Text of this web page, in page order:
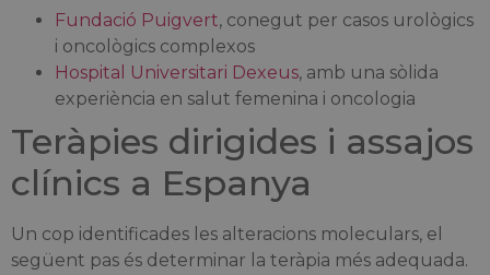
Fundació Puigvert, conegut per casos urològics
i oncològics complexos
Hospital Universitari Dexeus, amb una sòlida
experiència en salut femenina i oncologia
Teràpies dirigides i assajos
clínics a Espanya
Un cop identificades les alteracions moleculars, el
següent pas és determinar la teràpia més adequada.